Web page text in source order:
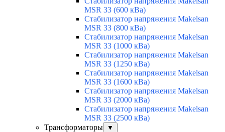
MSR 33 (600 кВа)
Стабилизатор напряжения Makelsan
MSR 33 (800 кВа)
Стабилизатор напряжения Makelsan
MSR 33 (1000 кВа)
Стабилизатор напряжения Makelsan
MSR 33 (1250 кВа)
Стабилизатор напряжения Makelsan
MSR 33 (1600 кВа)
Стабилизатор напряжения Makelsan
MSR 33 (2000 кВа)
Стабилизатор напряжения Makelsan
MSR 33 (2500 кВа)
Трансформаторы
▼